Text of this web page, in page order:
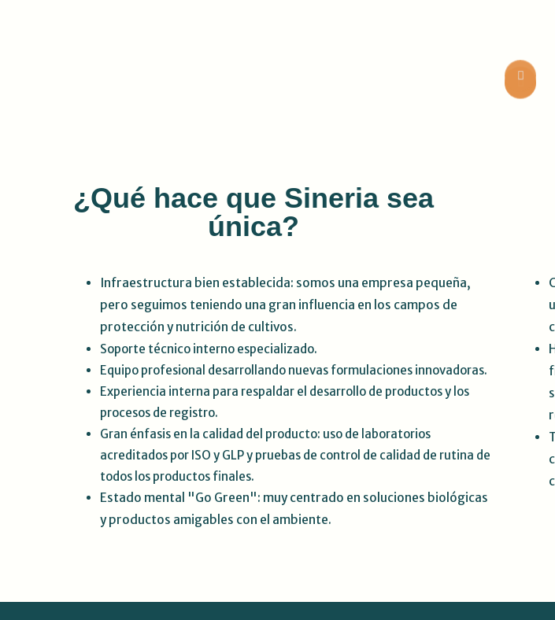
¿Qué hace que Sineria sea
única?
Infraestructura bien establecida: somos una empresa pequeña,
pero seguimos teniendo una gran influencia en los campos de
protección y nutrición de cultivos.
Soporte técnico interno especializado.
Equipo profesional desarrollando nuevas formulaciones innovadoras.
Experiencia interna para respaldar el desarrollo de productos y los
procesos de registro.
Gran énfasis en la calidad del producto: uso de laboratorios
acreditados por ISO y GLP y pruebas de control de calidad de rutina de
todos los productos finales.
Estado mental "Go Green": muy centrado en soluciones biológicas
y productos amigables con el ambiente.